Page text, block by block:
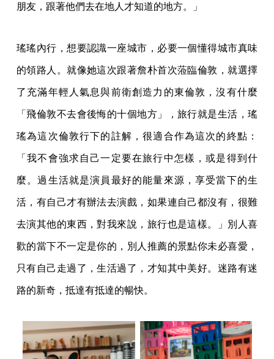
朋友，跟著他們去在地人才知道的地方。」
瑤瑤內行，想要認識一座城市，必要一個懂得城市真味
的領路人。就像她這次跟著詹朴首次蒞臨倫敦，就選擇
了充滿年輕人氣息與前衛創造力的東倫敦，沒有什麼
「飛倫敦不去會後悔的十個地方」，旅行就是生活，瑤
瑤為這次倫敦行下的註解，很適合作為這次的終點：
「我不會強求自己一定要在旅行中怎樣，或是得到什
麼。過生活就是演員最好的能量來源，享受當下的生
活，有自己才有辦法去演戲，如果連自己都沒有，很難
去演其他的東西，對我來說，旅行也是這樣。」別人喜
歡的當下不一定是你的，別人推薦的景點你未必喜愛，
只有自己走過了，生活過了，才知其中美好。迷路有迷
路的新奇，抵達有抵達的暢快。